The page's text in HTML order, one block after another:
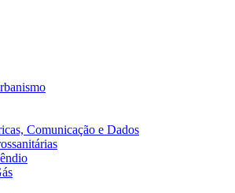
Comunicação e Dados